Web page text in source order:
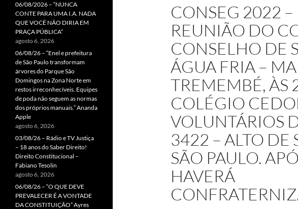
CONSEG 2022
REUNIÃO DO
CONSELHO DE
ÁGUA FRIA –
TREMEMBÉ, ÀS
COLÉGIO
VOLUNTÁRIOS
3422 – ALTO DE
SÃO PAULO.
HAVERÁ
06/08/2026 – “NUNCA
CONTE PARA UMA I.A. NADA
QUE VOCÊ NÃO DIRIA EM
PRAÇA PÚBLICA”
agosto 6, 2026
06/08/26 – “Enel e prefeitura
de São Paulo transformam
árvores do Parque São
Domingos na Zona Norte em
restos irreconhecíveis. Equipes
de poda não seguem as normas
dos próprios manuais.” Ananda
Apple
agosto 6, 2026
03/08/26 – Rádio e TV Justiça
– 18 anos do Saber Direito!
Direito Constitucional –
Fabiano Tesolin
agosto 6, 2026
06/08/26 – “O QUE DEVE
PREVALECER É A VONTADE
DA CONSTITUIÇÃO” Ayres